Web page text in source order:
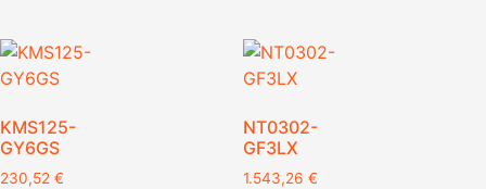
KMS125-
GY6GS
230,52 €
NT0302-
GF3LX
1.543,26 €